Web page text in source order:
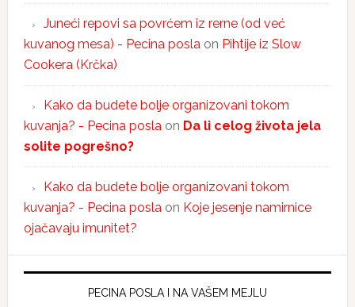
Juneći repovi sa povrćem iz rerne (od već
kuvanog mesa) - Pecina poslaon Pihtije iz Slow
Cookera (Krčka)
Kako da budete bolje organizovani tokom
kuvanja? - Pecina poslaon Da li celog života jela
solite pogrešno?
Kako da budete bolje organizovani tokom
kuvanja? - Pecina poslaon Koje jesenje namirnice
ojačavaju imunitet?
PECINA POSLA I NA VAŠEM MEJLU